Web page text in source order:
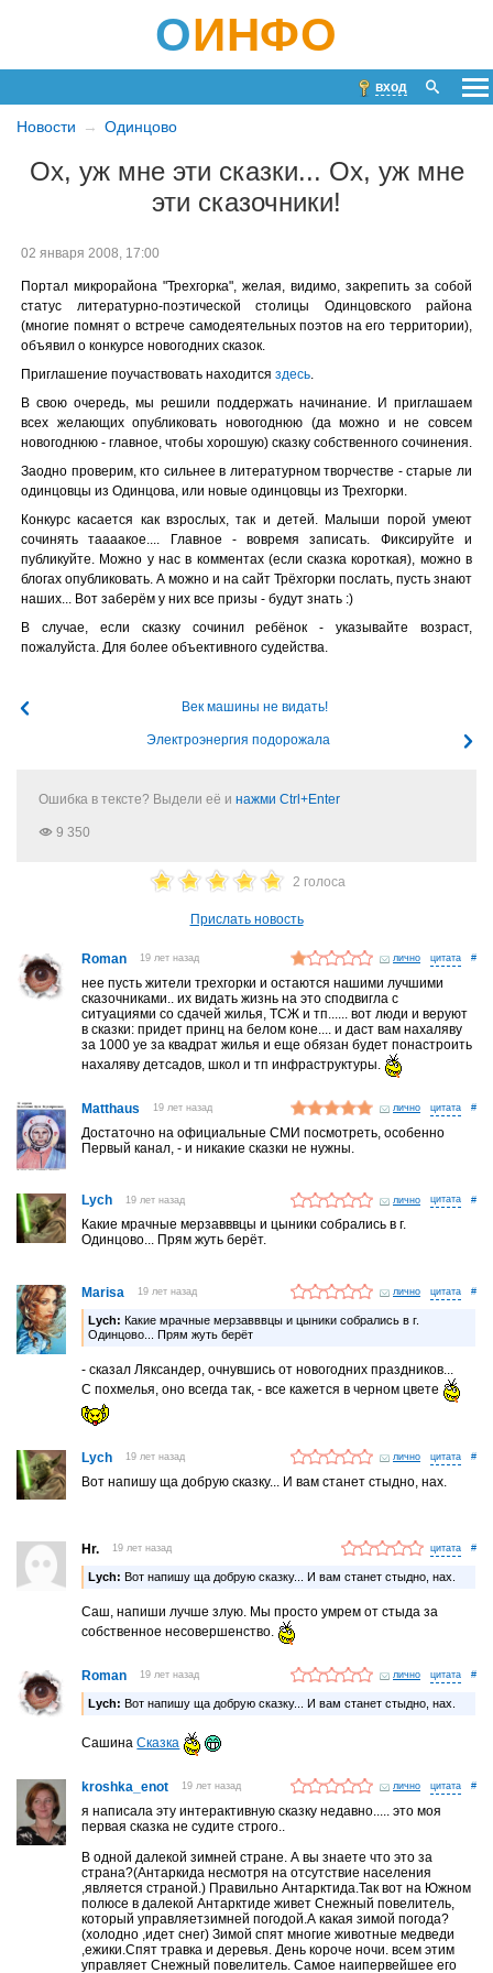
ОИНФО
вход
Новости Одинцово
Ох, уж мне эти сказки... Ох, уж мне
эти сказочники!
02 января 2008, 17:00
Портал микрорайона "Трехгорка", желая, видимо, закрепить за собой
статус литературно-поэтической столицы Одинцовского района
(многие помнят о встрече самодеятельных поэтов на его территории),
объявил о конкурсе новогодних сказок.
Приглашение поучаствовать находится здесь
В свою очередь, мы решили поддержать начинание. И приглашаем
всех желающих опубликовать новогоднюю (да можно и не совсем
новогоднюю - главное, чтобы хорошую) сказку собственного сочинения.
Заодно проверим, кто сильнее в литературном творчестве - старые ли
одинцовцы из Одинцова, или новые одинцовцы из Трехгорки.
Конкурс касается как взрослых, так и детей. Малыши порой умеют
сочинять таааакое.... Главное - вовремя записать. Фиксируйте и
публикуйте. Можно у нас в комментах (если сказка короткая), можно в
блогах опубликовать. А можно и на сайт Трёхгорки послать, пусть знают
наших... Вот заберём у них все призы - будут знать :)
В случае, если сказку сочинил ребёнок - указывайте возраст,
пожалуйста. Для более объективного судейства.
Век машины не видать!
Электроэнергия подорожала
Ошибка в тексте? Выдели её и нажми Ctrl+Enter
9 350
2 голоса
Прислать новость
Roman 19 лет назад лично #
нее пусть жители трехгорки и остаются нашими лучшими
сказочниками.. их видать жизнь на это сподвигла с
ситуациями со сдачей жилья, ТСЖ и тп...... вот люди и веруют
в сказки: придет принц на белом коне.... и даст вам нахаляву
за 1000 уе за квадрат жилья и еще обязан будет понастроить
нахаляву детсадов, школ и тп инфраструктуры.
Matthaus 19 лет назад лично #
Достаточно на официальные СМИ посмотреть, особенно
Первый канал, - и никакие сказки не нужны.
Lych 19 лет назад лично #
Какие мрачные мерзавввцы и цыники собрались в г.
Одинцово... Прям жуть берёт.
Marisa 19 лет назад лично #
Lych: Какие мрачные мерзавввцы и цыники собрались в г.
Одинцово... Прям жуть берёт
- сказал Ляксандер, очнувшись от новогодних праздников...
С похмелья, оно всегда так, - все кажется в черном цвете
Lych 19 лет назад лично #
Вот напишу ща добрую сказку... И вам станет стыдно, нах.
Hr. 19 лет назад #
Lych: Вот напишу ща добрую сказку... И вам станет стыдно, нах.
Саш, напиши лучше злую. Мы просто умрем от стыда за
собственное несовершенство.
Roman 19 лет назад лично #
Lych: Вот напишу ща добрую сказку... И вам станет стыдно, нах.
СашинаСказка
kroshka_enot 19 лет назад лично #
я написала эту интерактивную сказку недавно..... это моя
первая сказка не судите строго..
В одной далекой зимней стране. А вы знаете что это за
страна?(Антаркида несмотря на отсутствие населения
,является страной.) Правильно Антарктида.Так вот на Южном
полюсе в далекой Антарктиде живет Снежный повелитель,
который управляетзимней погодой.А какая зимой погода?
(холодно ,идет снег) Зимой спят многие животные медведи
,ежики.Спят травка и деревья. День короче ночи. всем этим
управляет Снежный повелитель. Самое наипервейшее его